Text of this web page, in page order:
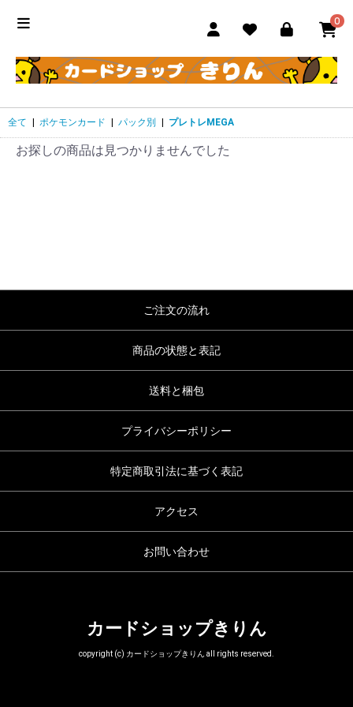
0
全て | ポケモンカード | パック別 | プレトレMEGA
お探しの商品は見つかりませんでした
ご注文の流れ
商品の状態と表記
送料と梱包
プライバシーポリシー
特定商取引法に基づく表記
アクセス
お問い合わせ
カードショップきりん
copyright (c) カードショップきりん all rights reserved.